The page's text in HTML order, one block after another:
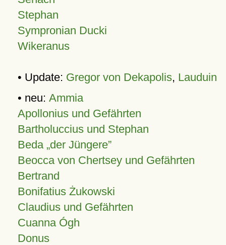
Stephan
Sympronian Ducki
Wikeranus
• Update: Gregor von Dekapolis, Lauduin
• neu: Ammia
Apollonius und Gefährten
Bartholuccius und Stephan
Beda „der Jüngere”
Beocca von Chertsey und Gefährten
Bertrand
Bonifatius Żukowski
Claudius und Gefährten
Cuanna Ógh
Donus